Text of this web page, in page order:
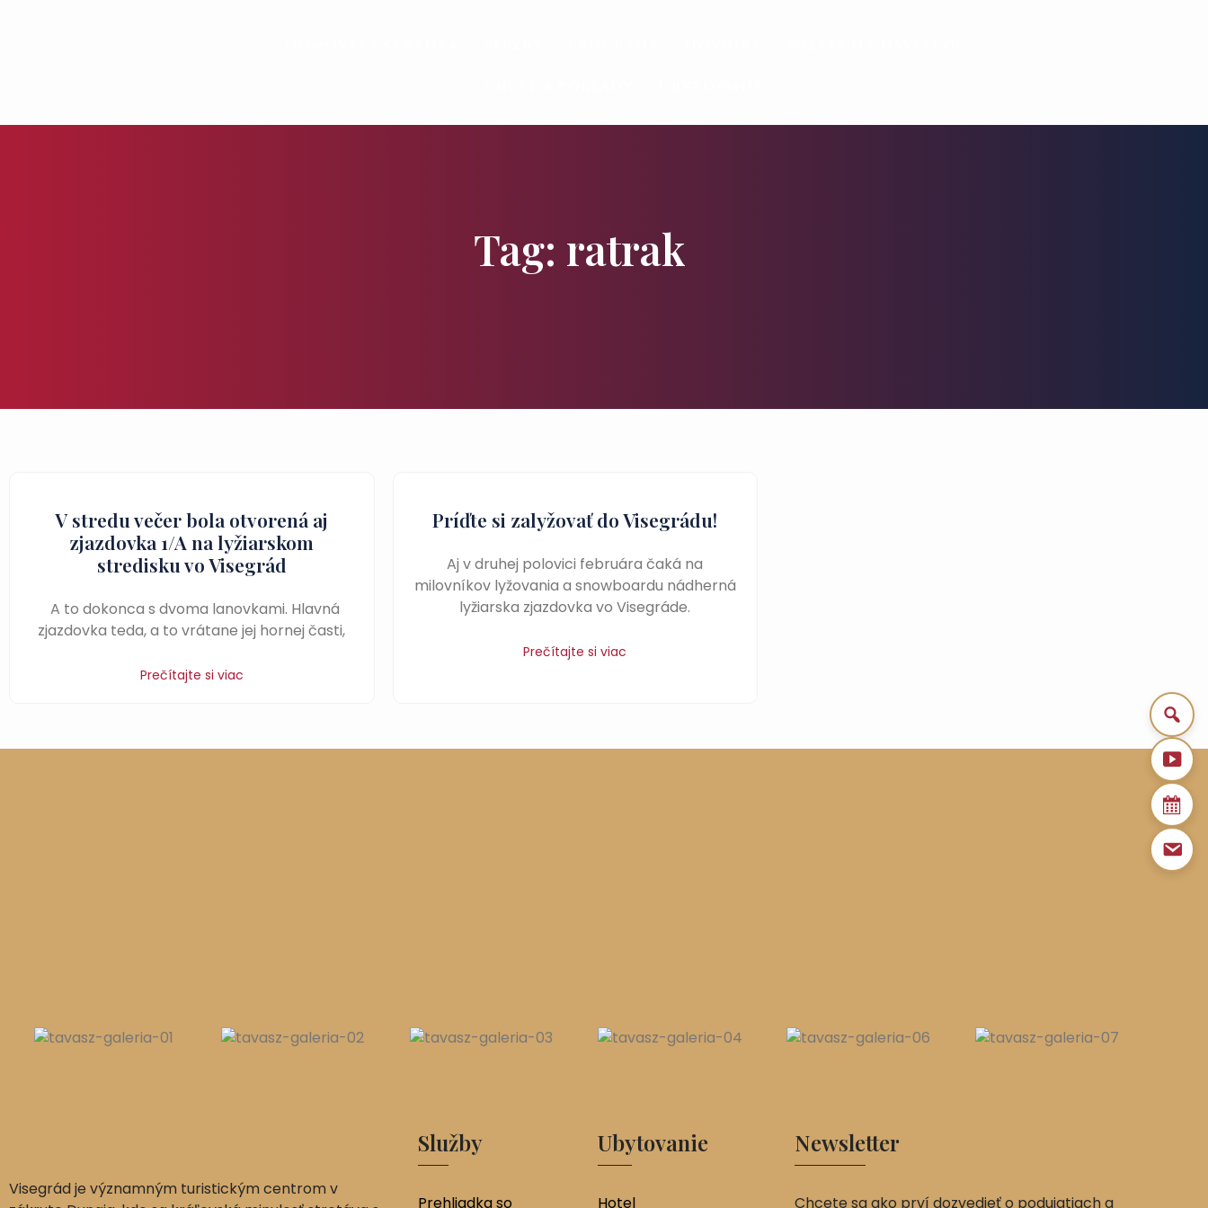
Tag: ratrak
V stredu večer bola otvorená aj
zjazdovka 1/A na lyžiarskom
stredisku vo Visegrád
A to dokonca s dvoma lanovkami. Hlavná
zjazdovka teda, a to vrátane jej hornej časti,
Prečítajte si viac
Príďte si zalyžovať do Visegrádu!
Aj v druhej polovici februára čaká na
milovníkov lyžovania a snowboardu nádherná
lyžiarska zjazdovka vo Visegráde.
Prečítajte si viac
Visegrád je významným turistickým centrom v
Služby
Prehliadka so
Ubytovanie
Hotel
Newsletter
Chcete sa ako prví dozvedieť o podujatiach a